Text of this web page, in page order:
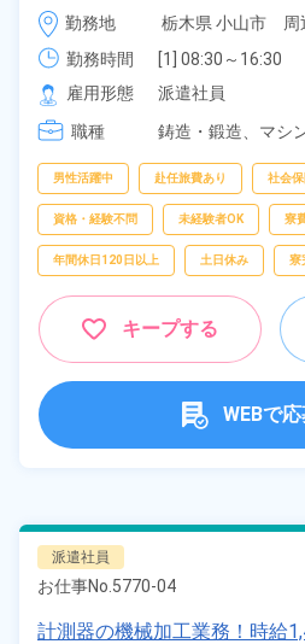
時給 1,600円～
勤務地
栃木県 小山市　周
勤務時間
[1] 08:30～16:30
[2] 15:00～23:30
[3] 20:00～04:30
雇用形態
派遣社員
職種
鋳造・鍛造、 マシ
男性活躍中 赴任旅費あり 社会
資格・経験不問 未経験者OK 寮
年間休日120日以上 土日休み 寮
キープする
WEBで
派遣社員
お仕事No. 5770-04
計測器の機械加工業務！時給